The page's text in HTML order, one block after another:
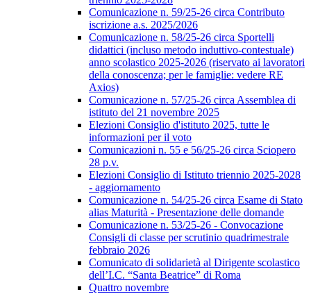
Comunicazione n. 59/25-26 circa Contributo
iscrizione a.s. 2025/2026
Comunicazione n. 58/25-26 circa Sportelli
didattici (incluso metodo induttivo-contestuale)
anno scolastico 2025-2026 (riservato ai lavoratori
della conoscenza; per le famiglie: vedere RE
Axios)
Comunicazione n. 57/25-26 circa Assemblea di
istituto del 21 novembre 2025
Elezioni Consiglio d'istituto 2025, tutte le
informazioni per il voto
Comunicazioni n. 55 e 56/25-26 circa Sciopero
28 p.v.
Elezioni Consiglio di Istituto triennio 2025-2028
- aggiornamento
Comunicazione n. 54/25-26 circa Esame di Stato
alias Maturità - Presentazione delle domande
Comunicazione n. 53/25-26 - Convocazione
Consigli di classe per scrutinio quadrimestrale
febbraio 2026
Comunicato di solidarietà al Dirigente scolastico
dell’I.C. “Santa Beatrice” di Roma
Quattro novembre